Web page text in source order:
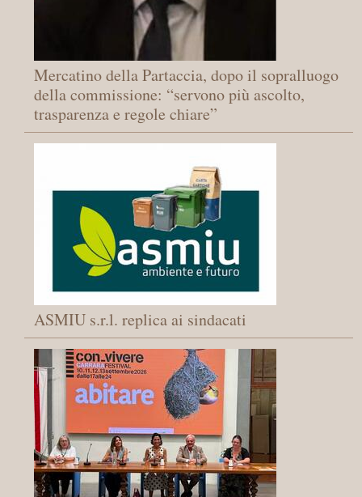
Mercatino della Partaccia, dopo il sopralluogo
della commissione: “servono più ascolto,
trasparenza e regole chiare”
ASMIU s.r.l. replica ai sindacati